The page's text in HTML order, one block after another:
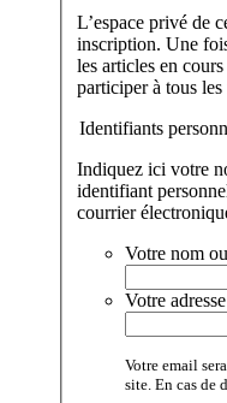
L’espace privé de ce site
inscription. Une fois enregistré,
les articles en cours de rédaction,
participer à tous
Identifiants
Indiquez ici votre
identifiant
courrier
Votre email
site. En cas de